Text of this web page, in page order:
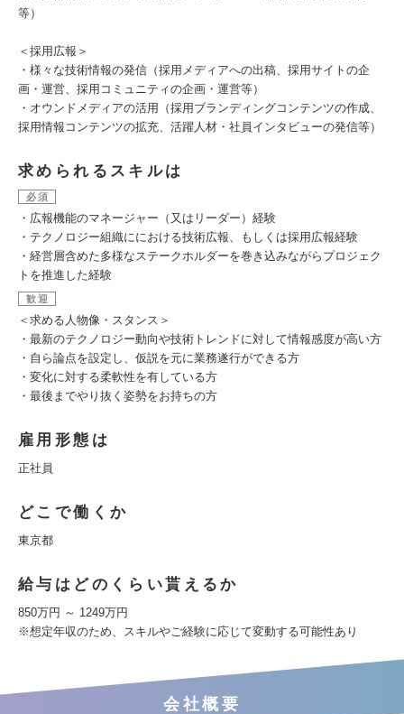
等）
＜採用広報＞
・様々な技術情報の発信（採用メディアへの出稿、採用サイトの企
画・運営、採用コミュニティの企画・運営等）
・オウンドメディアの活用（採用ブランディングコンテンツの作成、
採用情報コンテンツの拡充、活躍人材・社員インタビューの発信等）
求められるスキルは
必須
・広報機能のマネージャー（又はリーダー）経験
・テクノロジー組織ににおける技術広報、もしくは採用広報経験
・経営層含めた多様なステークホルダーを巻き込みながらプロジェク
トを推進した経験
歓迎
＜求める人物像・スタンス＞
・最新のテクノロジー動向や技術トレンドに対して情報感度が高い方
・自ら論点を設定し、仮説を元に業務遂行ができる方
・変化に対する柔軟性を有している方
・最後までやり抜く姿勢をお持ちの方
雇用形態は
正社員
どこで働くか
東京都
給与はどのくらい貰えるか
850万円 ～ 1249万円
※想定年収のため、スキルやご経験に応じて変動する可能性あり
会社概要